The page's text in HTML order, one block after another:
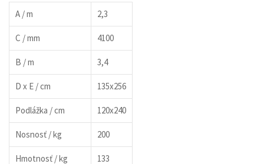
A / m 2,3
C / mm 4100
B / m 3,4
D x E / cm 135x256
Podlážka / cm 120x240
Nosnosť / kg 200
Hmotnosť / kg 133